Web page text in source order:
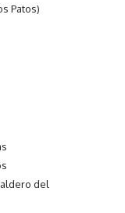
Patos)
del